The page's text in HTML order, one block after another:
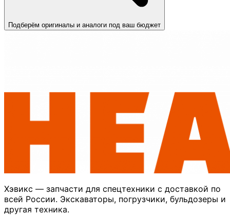
Подберём оригиналы и аналоги под ваш бюджет
Хэвикс — запчасти для спецтехники с доставкой по
всей России. Экскаваторы, погрузчики, бульдозеры и
другая техника.